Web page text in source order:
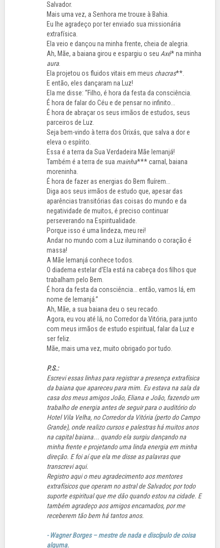
Salvador.
Mais uma vez, a Senhora me trouxe à Bahia.
Eu lhe agradeço por ter enviado sua missionária
extrafísica.
Ela veio e dançou na minha frente, cheia de alegria.
Ah, Mãe, a baiana girou e espargiu o seu Axé* na minha
aura
Ela projetou os fluidos vitais em meus chacras**.
E então, eles dançaram na Luz!
Ela me disse: “Filho, é hora da festa da consciência.
É hora de falar do Céu e de pensar no infinito...
É hora de abraçar os seus irmãos de estudos, seus
parceiros de Luz.
Seja bem-vindo à terra dos Orixás, que salva a dor e
eleva o espírito.
Essa é a terra da Sua Verdadeira Mãe Iemanjá!
Também é a terra de sua mainha*** carnal, baiana
moreninha.
É hora de fazer as energias do Bem fluírem...
Diga aos seus irmãos de estudo que, apesar das
aparências transitórias das coisas do mundo e da
negatividade de muitos, é preciso continuar
perseverando na Espiritualidade.
Porque isso é uma lindeza, meu rei!
Andar no mundo com a Luz iluminando o coração é
massa!
A Mãe Iemanjá conhece todos.
O diadema estelar d’Ela está na cabeça dos filhos que
trabalham pelo Bem.
É hora da festa da consciência... então, vamos lá, em
nome de Iemanjá.”
Ah, Mãe, a sua baiana deu o seu recado.
Agora, eu vou até lá, no Corredor da Vitória, para junto
com meus irmãos de estudo espiritual, falar da Luz e
ser feliz.
Mãe, mais uma vez, muito obrigado por tudo.
P.S.:
Escrevi essas linhas para registrar a presença extrafísica
da baiana que apareceu para mim. Eu estava na sala da
casa dos meus amigos João, Eliana e João, fazendo um
trabalho de energia antes de seguir para o auditório do
Hotel Vila Velha, no Corredor da Vitória (perto do Campo
Grande), onde realizo cursos e palestras há muitos anos
na capital baiana... quando ela surgiu dançando na
minha frente e projetando uma linda energia em minha
direção. E foi aí que ela me disse as palavras que
transcrevi aqui.
Registro aqui o meu agradecimento aos mentores
extrafísicos que operam no astral de Salvador, por todo
suporte espiritual que me dão quando estou na cidade. E
também agradeço aos amigos encarnados, por me
receberem tão bem há tantos anos.
- Wagner Borges – mestre de nada e discípulo de coisa
alguma.